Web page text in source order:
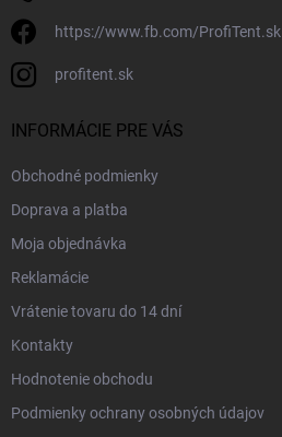
https://www.fb.com/ProfiTent.sk
profitent.sk
INFORMÁCIE PRE VÁS
Obchodné podmienky
Doprava a platba
Moja objednávka
Reklamácie
Vrátenie tovaru do 14 dní
Kontakty
Hodnotenie obchodu
Podmienky ochrany osobných údajov